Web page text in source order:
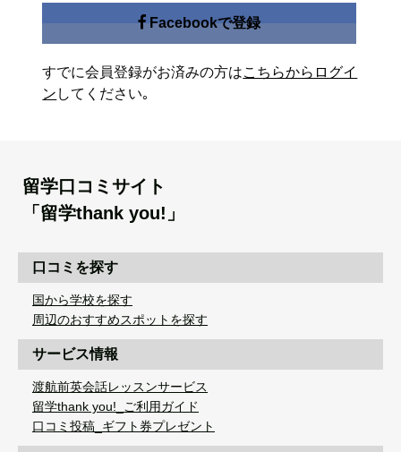
Facebookで登録
すでに会員登録がお済みの方はこちらからログイ
ン してください｡
留学口コミサイト
「留学thank you!」
口コミを探す
国から学校を探す
周辺のおすすめスポットを探す
サービス情報
渡航前英会話レッスンサービス
留学thank you!_ご利用ガイド
口コミ投稿_ギフト券プレゼント